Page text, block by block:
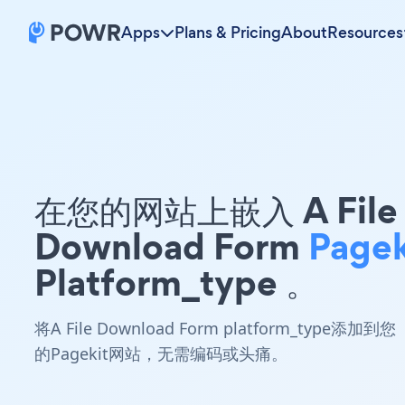
Apps Plans & PricingAboutResources
在您的网站上嵌入 A File
Download Form
Platform_type 。
将A File Download Form platform_type添加到您
的Pagekit网站，无需编码或头痛。